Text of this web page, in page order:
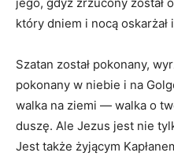
jego, gdyż zrzucony został
który dniem i nocą oskarżał
Szatan został pokonany,
pokonany w niebie i na
walka na ziemi — walka o
duszę. Ale Jezus jest nie
Jest także żyjącym